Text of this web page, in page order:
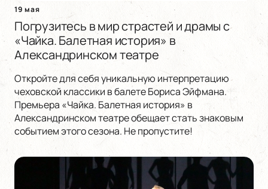
19 мая
Погрузитесь в мир страстей и драмы с
«Чайка. Балетная история» в
Александринском театре
Откройте для себя уникальную интерпретацию
чеховской классики в балете Бориса Эйфмана.
Премьера «Чайка. Балетная история» в
Александринском театре обещает стать знаковым
событием этого сезона. Не пропустите!